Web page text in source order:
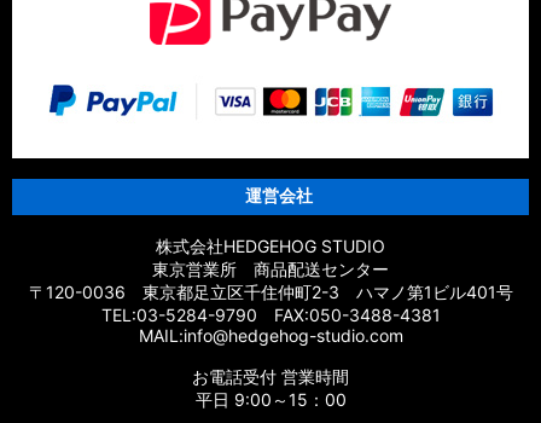
運営会社
株式会社HEDGEHOG STUDIO
東京営業所 商品配送センター
〒120-0036 東京都足立区千住仲町2-3 ハマノ第1ビル401号
TEL:03-5284-9790 FAX:050-3488-4381
MAIL:info@hedgehog-studio.com
お電話受付 営業時間
平日 9:00～15：00